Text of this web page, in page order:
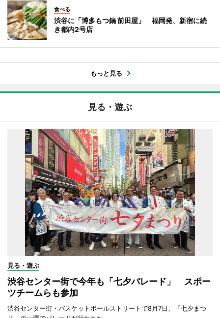
食べる
渋谷に「博多もつ鍋 前田屋」 福岡発、新宿に続
き都内2号店
もっと見る
見る・遊ぶ
見る・遊ぶ
渋谷センター街で今年も「七夕パレード」 スポー
ツチームらも参加
渋谷センター街・バスケットボールストリートで8月7日、「七夕まつ